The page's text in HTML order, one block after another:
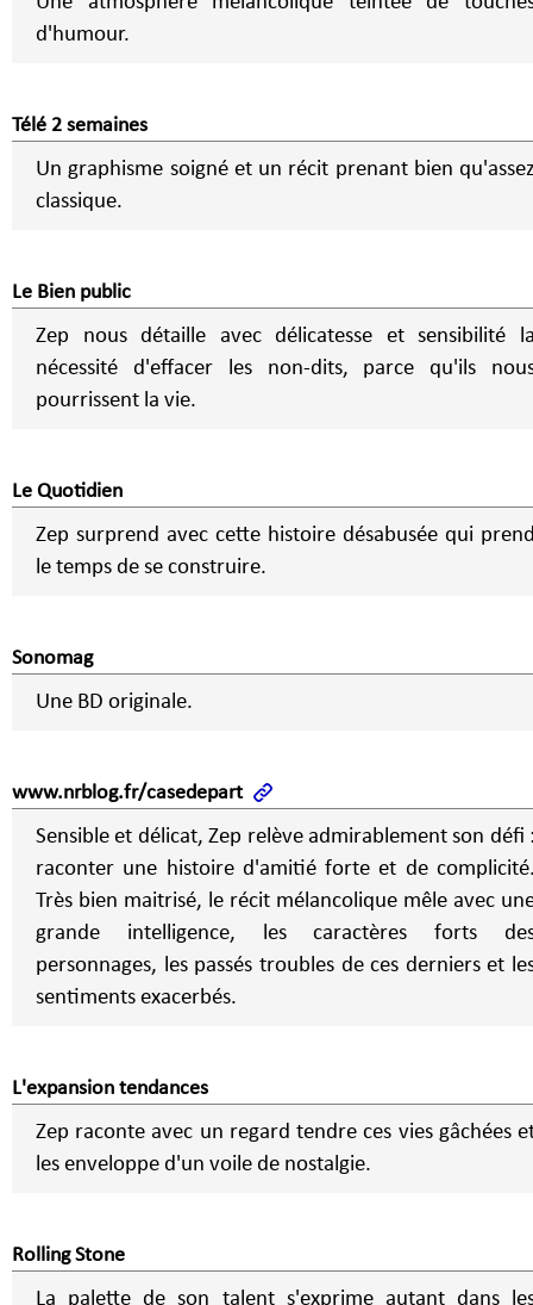
d'humour.
Télé 2 semaines
Un graphisme soigné et un récit prenant bien
classique.
Le Bien public
Zep nous détaille avec délicatesse et sensibilité
nécessité d'effacer les non-dits, parce qu'ils
pourrissent la vie.
Le Quotidien
Zep surprend avec cette histoire désabusée qui
le temps de se construire.
Sonomag
Une BD originale.
www.nrblog.fr/casedepart
Sensible et délicat, Zep relève admirablement son défi
raconter une histoire d'amitié forte et de
Très bien maitrisé, le récit mélancolique mêle avec
grande intelligence, les caractères forts
personnages, les passés troubles de ces derniers et
sentiments exacerbés.
L'expansion tendances
Zep raconte avec un regard tendre ces vies gâchées
les enveloppe d'un voile de nostalgie.
Rolling Stone
La palette de son talent s'exprime autant dans